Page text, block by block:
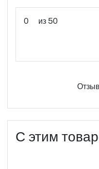
0 из 50
С этим